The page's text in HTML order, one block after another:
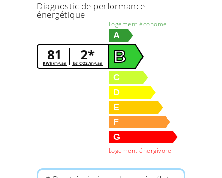
Diagnostic de performance
énergétique
81
KWh/m².an 2*
kg CO2/m².an
Logement économe
A
B
C
D
E
F
G
Logement énergivore